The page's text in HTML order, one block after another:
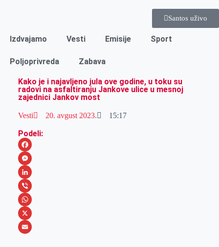
Santos uživo
Izdvajamo Vesti Emisije Sport
Poljoprivreda Zabava
Kako je i najavljeno jula ove godine, u toku su
radovi na asfaltiranju Jankove ulice u mesnoj
zajednici Jankov most
Vesti 20. avgust 2023. 15:17
Podeli:
F
a
c
e
b
o
M
e
s
s
e
L
i
n
k
V
i
b
W
h
X